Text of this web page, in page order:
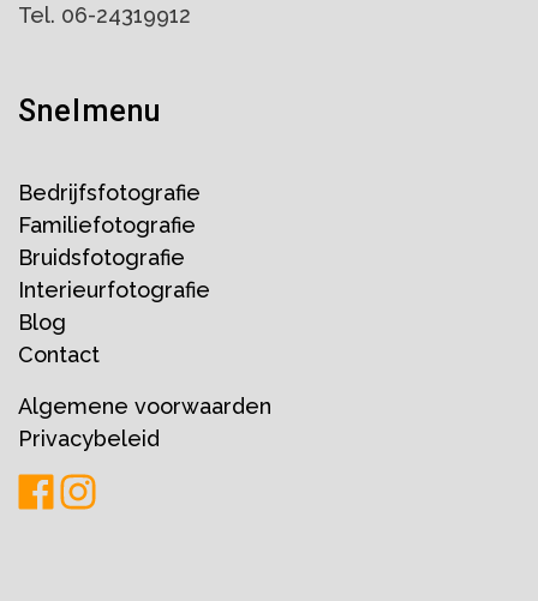
Tel. 06-24319912
Snelmenu
Bedrijfsfotografie
Familiefotografie
Bruidsfotografie
Interieurfotografie
Blog
Contact
Algemene voorwaarden
Privacybeleid